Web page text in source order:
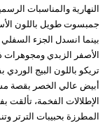
النهارية والمناسبات
جمبسوت طويل باللون
بينما انسدل الجزء
الأصفر الزبدي ومجوهرات
تريكو باللون البيج
أبيض عالي الخصر بقصة
الإطلالات الفخمة،
المطرزة بحبيبات الترتر